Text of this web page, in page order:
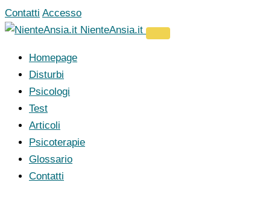
Vai
al
Contatti Accesso
NienteAnsia.it
Homepage
Disturbi
Psicologi
Test
Articoli
Psicoterapie
Glossario
Contatti